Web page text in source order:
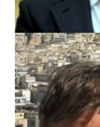
ΑΠΟΨΕΙΣ | 28/08/2023 ·
Γιάννης Σγουρός:
Αφηρημένη
για τον πολίτη ;